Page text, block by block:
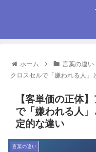
ホーム 言葉の違い
クロスセルで「嫌われる人」
【客単価の正体
で「嫌われる人
定的な違い
言葉の違い